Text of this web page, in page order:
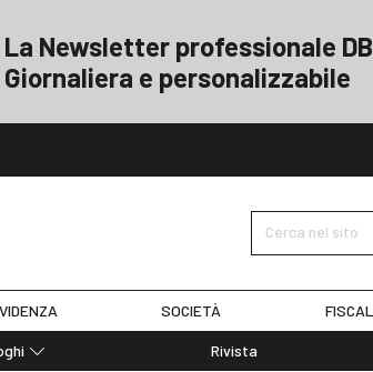
La Newsletter professionale DB
Giornaliera e personalizzabile
Cerca nel sito
SOCIETÀ
Rivista